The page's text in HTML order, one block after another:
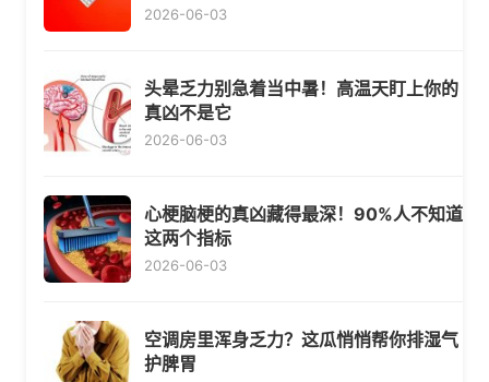
2026-06-03
头晕乏力别急着当中暑！高温天盯上你的
真凶不是它
2026-06-03
心梗脑梗的真凶藏得最深！90%人不知道
这两个指标
2026-06-03
空调房里浑身乏力？这瓜悄悄帮你排湿气
护脾胃